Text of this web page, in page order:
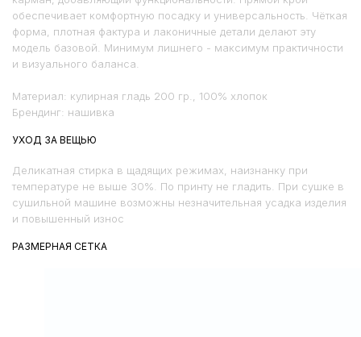
обеспечивает комфортную посадку и универсальность. Чёткая
форма, плотная фактура и лаконичные детали делают эту
модель базовой. Минимум лишнего - максимум практичности
и визуального баланса.
Материал: кулирная гладь 200 гр., 100% хлопок
Брендинг: нашивка
УХОД ЗА ВЕЩЬЮ
Деликатная стирка в щадящих режимах, наизнанку при
температуре не выше 30%. По принту не гладить. При сушке в
сушильной машине возможны незначительная усадка изделия
и повышенный износ
РАЗМЕРНАЯ СЕТКА